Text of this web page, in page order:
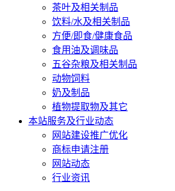
茶叶及相关制品
饮料/水及相关制品
方便/即食/健康食品
食用油及调味品
五谷杂粮及相关制品
动物饲料
奶及制品
植物提取物及其它
本站服务及行业动态
网站建设推广优化
商标申请注册
网站动态
行业资讯